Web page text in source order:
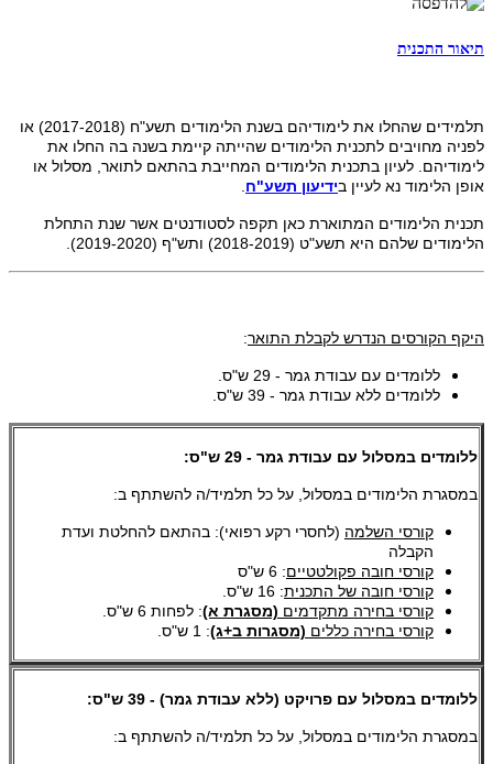
תיאור התכנית
תלמידים שהחלו את לימודיהם בשנת הלימודים תשע"ח (2017-2018) או
לפניה מחויבים לתכנית הלימודים שהייתה קיימת בשנה בה החלו את
לימודיהם. לעיון בתכנית הלימודים המחייבת בהתאם לתואר, מסלול או
אופן הלימוד נא לעיין בידיעון תשע"ח.
תכנית הלימודים המתוארת כאן תקפה לסטודנטים אשר שנת התחלת
הלימודים שלהם היא תשע"ט (2018-2019) ותש"ף (2019-2020).
היקף הקורסים הנדרש לקבלת התואר:
ללומדים עם עבודת גמר - 29 ש"ס.
ללומדים ללא עבודת גמר - 39 ש"ס.
ללומדים במסלול עם עבודת גמר - 29 ש"ס:
במסגרת הלימודים במסלול, על כל תלמיד/ה להשתתף ב:
קורסי השלמה (לחסרי רקע רפואי): בהתאם להחלטת ועדת
הקבלה
קורסי חובה פקולטטיים: 6 ש"ס
קורסי חובה של התכנית: 16 ש"ס.
קורסי בחירה מתקדמים (מסגרת א): לפחות 6 ש"ס.
קורסי בחירה כללים (מסגרות ב+ג): 1 ש"ס.
ללומדים במסלול עם פרויקט (ללא עבודת גמר) - 39 ש"ס:
במסגרת הלימודים במסלול, על כל תלמיד/ה להשתתף ב: